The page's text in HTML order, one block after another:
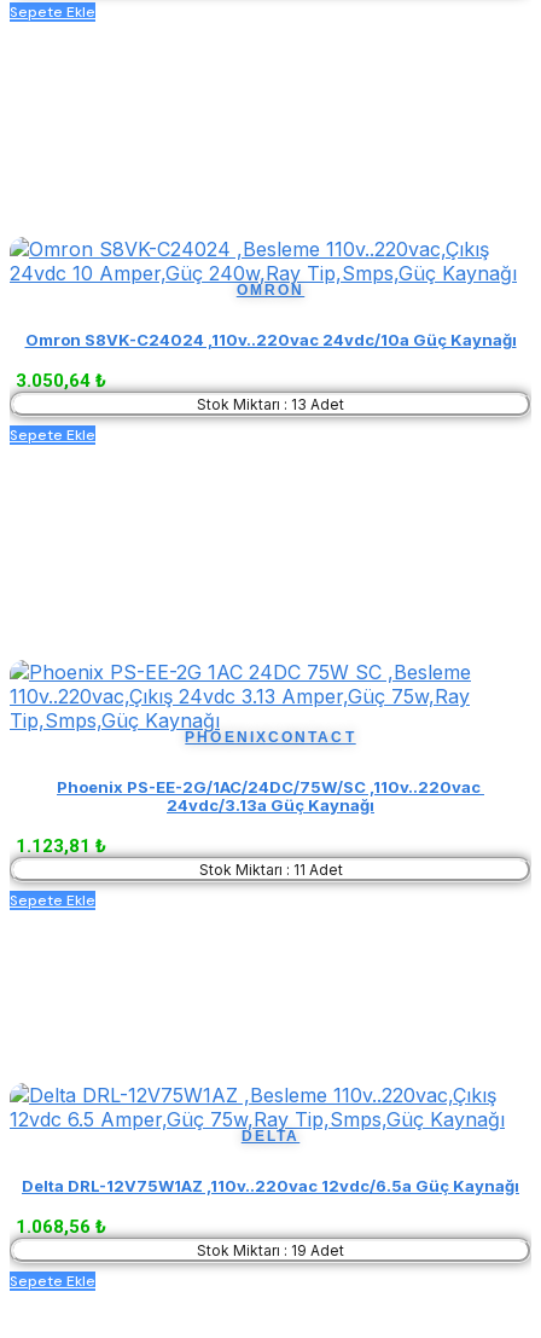
Sepete Ekle
OMRON
Omron S8VK-C24024 ,110v..220vac 24vdc/10a Güç Kaynağı
3.050,64 ₺
Stok Miktarı : 13 Adet
Sepete Ekle
PHOENIXCONTACT
Phoenix PS-EE-2G/1AC/24DC/75W/SC ,110v..220vac
24vdc/3.13a Güç Kaynağı
1.123,81 ₺
Stok Miktarı : 11 Adet
Sepete Ekle
DELTA
Delta DRL-12V75W1AZ ,110v..220vac 12vdc/6.5a Güç Kaynağı
1.068,56 ₺
Stok Miktarı : 19 Adet
Sepete Ekle